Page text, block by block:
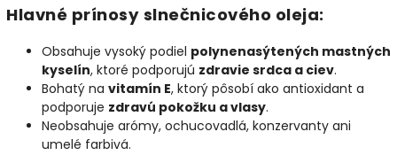
Hlavné prínosy slnečnicového oleja:
Obsahuje vysoký podiel polynenasýtených mastných
kyselín, ktoré podporujú zdravie srdca a ciev.
Bohatý na vitamín E, ktorý pôsobí ako antioxidant a
podporuje zdravú pokožku a vlasy.
Neobsahuje arómy, ochucovadlá, konzervanty ani
umelé farbivá.